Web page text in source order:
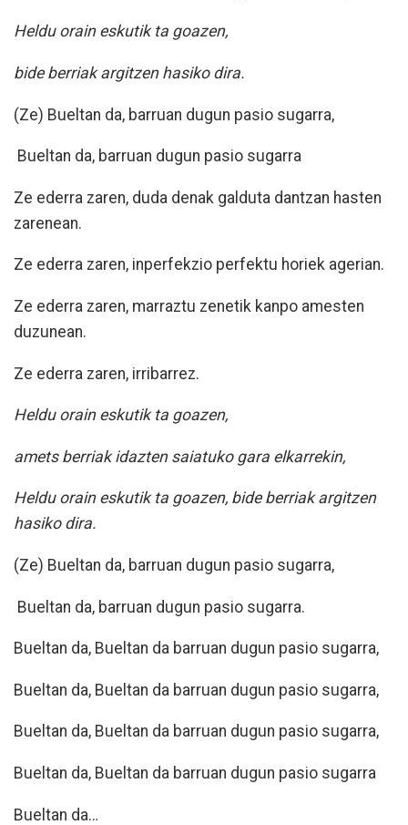
Heldu orain eskutik ta goazen,
bide berriak argitzen hasiko dira.
(Ze) Bueltan da, barruan dugun pasio sugarra,
Bueltan da, barruan dugun pasio sugarra
Ze ederra zaren, duda denak galduta dantzan hasten
zarenean.
Ze ederra zaren, inperfekzio perfektu horiek agerian.
Ze ederra zaren, marraztu zenetik kanpo amesten
duzunean.
Ze ederra zaren, irribarrez.
Heldu orain eskutik ta goazen,
amets berriak idazten saiatuko gara elkarrekin,
Heldu orain eskutik ta goazen, bide berriak argitzen
hasiko dira.
(Ze) Bueltan da, barruan dugun pasio sugarra,
Bueltan da, barruan dugun pasio sugarra.
Bueltan da, Bueltan da barruan dugun pasio sugarra,
Bueltan da, Bueltan da barruan dugun pasio sugarra,
Bueltan da, Bueltan da barruan dugun pasio sugarra,
Bueltan da, Bueltan da barruan dugun pasio sugarra
Bueltan da…